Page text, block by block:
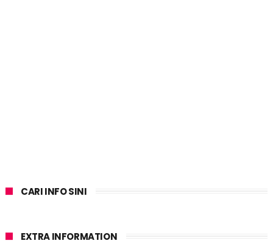
CARI INFO SINI
EXTRA INFORMATION